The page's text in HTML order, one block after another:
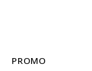
PROMO